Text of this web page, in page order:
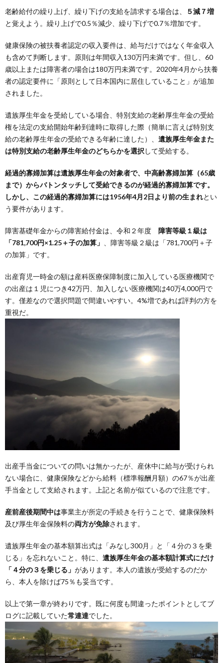
老齢給付の繰り上げ、繰り下げの支給を請求する場合は、
５減７増
と覚えよう。繰り上げで0.5％減少、繰り下げで0.7％増加です。
健康保険の被扶養者認定の収入要件は、給与だけではなく年金収入
も含めて判断します。原則は年間収入130万円未満です。但し、60
歳以上または障害者の場合は180万円未満です。2020年4月から扶養
者の認定要件に「原則として日本国内に居住していること」が追加
されました。
遺族厚生年金を受給している場合、特別支給の老齢厚生年金の受給
権を法定の支給開始年齢到達時に取得した際（簡単に言えば特別支
給の老齢厚生年金の受給できる年齢に達した）、 遺族厚生年金また
は特別支給の老齢厚生年金のどちらかを選択 して受給する。
経過的寡婦加算は遺族厚生年金の対象者で、中高齢寡婦加算（65歳
まで）からバトンタッチして受給できるのが経過的寡婦加算です。
しかし、この経過的寡婦加算には1956年4月2日より前の生まれとい
う要件があります。
障害基礎年金からの障害給付金は、令和２年度 障害等級１級は
「781,700円×1.25＋子の加算」
、障害等級２級は「781,700円＋子
の加算」です。
出産育児一時金の額は産科医療保障制度に加入している医療機関で
の出産は１児につき42万円、加入しない医療機関は40万4,000円で
す。僅差なので選択問題で間違いやすい。4%増であれば評判の方を
重視だ。
出産手当金についての問いは無かったが、産休中に給与が受けられ
ない場合に、健康保険などから給料（標準報酬月額）の67％が出産
手当金として支給されます。上記と名前が似ているので注意です。
産前産後期間中は事業主が所定の手続きを行うことで、健康保険料
及び厚生年金保険料の両方が免除されます。
遺族厚生年金の基本額算出式は「みなし300月」と「４分の３を乗
じる」を忘れないこと。特に、 遺族厚生年金の基本額計算式にだけ
「４分の３を乗じる」 があります。本人の遺族が受給するのだか
ら、本人を除けば75％も妥当です。
以上で第一章が終わりです。既に何度も間違ったポイントとしてブ
ログに記載していた常連達でした。